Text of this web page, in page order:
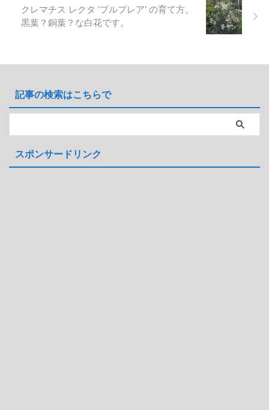
クレマチス レクタ 'プルプレア' の育て方。
黒葉？銅葉？な白花です。
記事の検索はこちらで
スポンサードリンク